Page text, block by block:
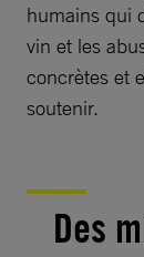
humains qui
vin et les
concrètes et
soutenir.
Des